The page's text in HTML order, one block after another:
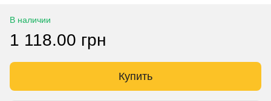
В наличии
1 118.00 грн
Купить